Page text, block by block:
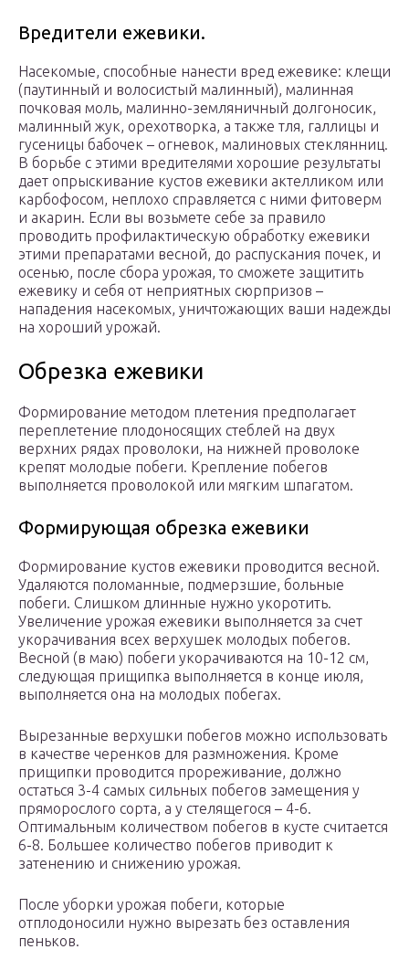
Вредители ежевики.
Насекомые, способные нанести вред ежевике: клещи
(паутинный и волосистый малинный), малинная
почковая моль, малинно-земляничный долгоносик,
малинный жук, орехотворка, а также тля, галлицы и
гусеницы бабочек – огневок, малиновых стеклянниц.
В борьбе с этими вредителями хорошие результаты
дает опрыскивание кустов ежевики актелликом или
карбофосом, неплохо справляется с ними фитоверм
и акарин. Если вы возьмете себе за правило
проводить профилактическую обработку ежевики
этими препаратами весной, до распускания почек, и
осенью, после сбора урожая, то сможете защитить
ежевику и себя от неприятных сюрпризов –
нападения насекомых, уничтожающих ваши надежды
на хороший урожай.
Обрезка ежевики
Формирование методом плетения предполагает
переплетение плодоносящих стеблей на двух
верхних рядах проволоки, на нижней проволоке
крепят молодые побеги. Крепление побегов
выполняется проволокой или мягким шпагатом.
Формирующая обрезка ежевики
Формирование кустов ежевики проводится весной.
Удаляются поломанные, подмерзшие, больные
побеги. Слишком длинные нужно укоротить.
Увеличение урожая ежевики выполняется за счет
укорачивания всех верхушек молодых побегов.
Весной (в маю) побеги укорачиваются на 10-12 см,
следующая прищипка выполняется в конце июля,
выполняется она на молодых побегах.
Вырезанные верхушки побегов можно использовать
в качестве черенков для размножения. Кроме
прищипки проводится прореживание, должно
остаться 3-4 самых сильных побегов замещения у
пряморослого сорта, а у стелящегося – 4-6.
Оптимальным количеством побегов в кусте считается
6-8. Большее количество побегов приводит к
затенению и снижению урожая.
После уборки урожая побеги, которые
отплодоносили нужно вырезать без оставления
пеньков.